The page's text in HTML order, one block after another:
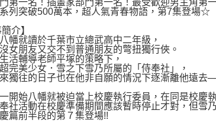
第一名！插畫家部門第一名！最受歡迎男主角第
列突破500萬本，超人氣青春物語，第7集登場☆
介】
幡就讀於千葉市立總武高中二年級，
女朋友又交不到普通朋友的彆扭獨行俠。
活輔導老師平塚的策略下，
完美少女．雪之下雪乃所屬的「侍奉社」，
獨往的日子也在他非自願的情況下逐漸離他遠去
開始八幡就被迫當上校慶執行委員，在同是校慶
社活動在校慶準備期間應該暫時停止才對，但
篇前半段的第７集登場!!